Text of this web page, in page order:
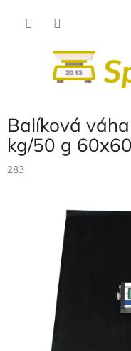
Balíková
kg/50 g
283